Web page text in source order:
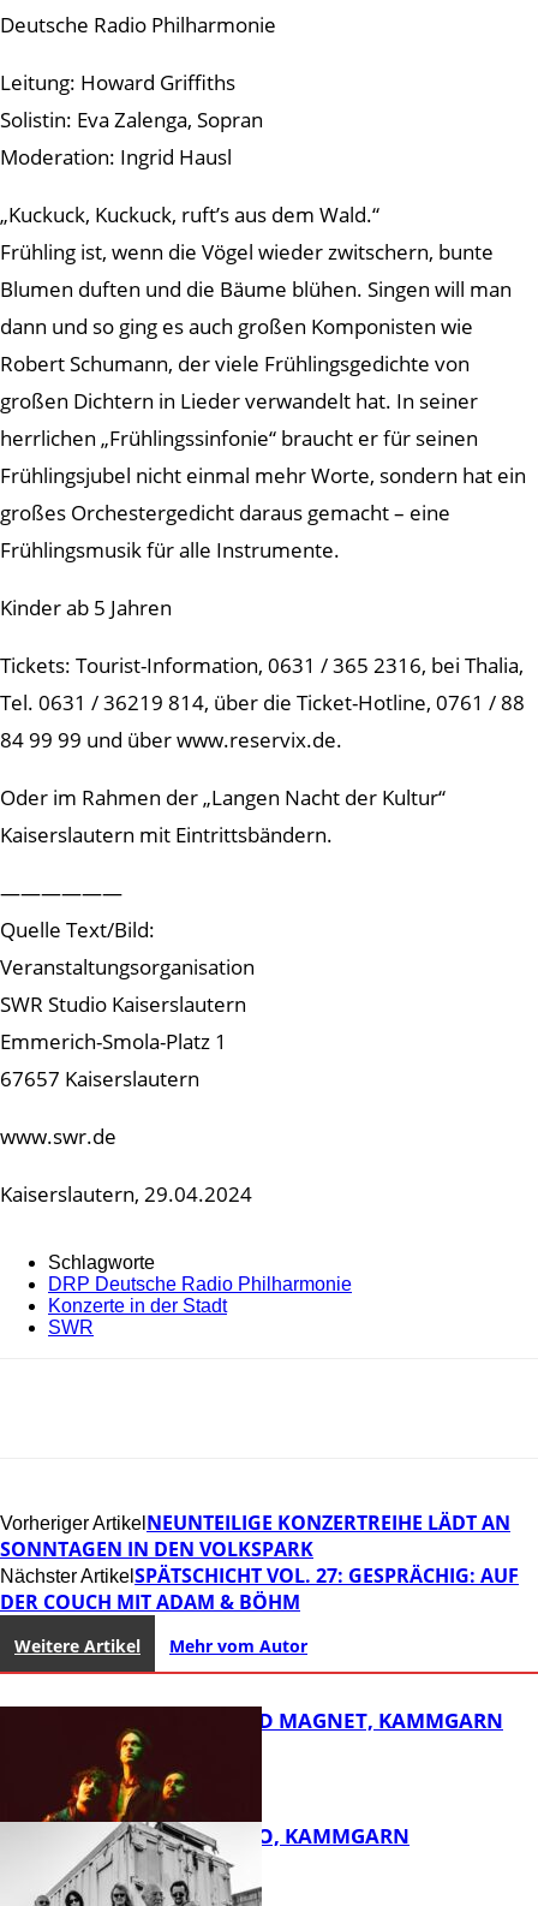
Deutsche Radio Philharmonie
Leitung: Howard Griffiths
Solistin: Eva Zalenga, Sopran
Moderation: Ingrid Hausl
„Kuckuck, Kuckuck, ruft’s aus dem Wald.“
Frühling ist, wenn die Vögel wieder zwitschern, bunte
Blumen duften und die Bäume blühen. Singen will man
dann und so ging es auch großen Komponisten wie
Robert Schumann, der viele Frühlingsgedichte von
großen Dichtern in Lieder verwandelt hat. In seiner
herrlichen „Frühlingssinfonie“ braucht er für seinen
Frühlingsjubel nicht einmal mehr Worte, sondern hat ein
großes Orchestergedicht daraus gemacht – eine
Frühlingsmusik für alle Instrumente.
Kinder ab 5 Jahren
Tickets: Tourist-Information, 0631 / 365 2316, bei Thalia,
Tel. 0631 / 36219 814, über die Ticket-Hotline, 0761 / 88
84 99 99 und über www.reservix.de.
Oder im Rahmen der „Langen Nacht der Kultur“
Kaiserslautern mit Eintrittsbändern.
——————
Quelle Text/Bild:
Veranstaltungsorganisation
SWR Studio Kaiserslautern
Emmerich-Smola-Platz 1
67657 Kaiserslautern
www.swr.de
Kaiserslautern, 29.04.2024
Schlagworte
DRP Deutsche Radio Philharmonie
Konzerte in der Stadt
SWR
Vorheriger Artikel NEUNTEILIGE KONZERTREIHE LÄDT AN
SONNTAGEN IN DEN VOLKSPARK
Nächster Artikel SPÄTSCHICHT VOL. 27: GESPRÄCHIG: AUF
DER COUCH MIT ADAM & BÖHM
Weitere Artikel Mehr vom Autor
DIRTY SOUND MAGNET, KAMMGARN
ROSE TATTOO, KAMMGARN